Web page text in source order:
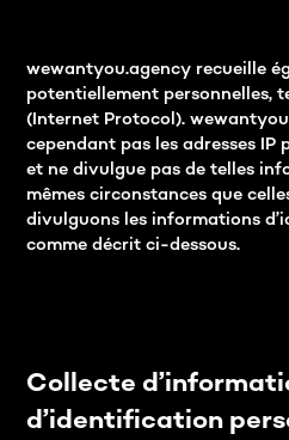
wewantyou.agency recueille
potentiellement personnelles,
(Internet Protocol).
cependant pas les adresses
et ne divulgue pas de telles
mêmes circonstances que
divulguons les informations
comme décrit ci-dessous.
Collecte
d’identification